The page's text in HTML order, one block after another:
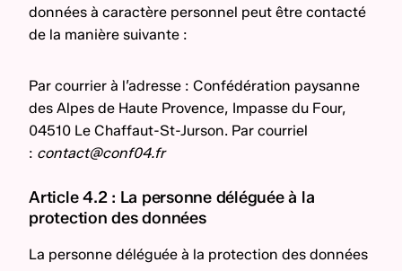
données à caractère personnel peut être contacté
de la manière suivante :
Par courrier à l’adresse : Confédération paysanne
des Alpes de Haute Provence, Impasse du Four,
04510 Le Chaffaut-St-Jurson. Par courriel
: contact@conf04.fr
Article 4.2 : La personne déléguée à la
protection des données
La personne déléguée à la protection des données